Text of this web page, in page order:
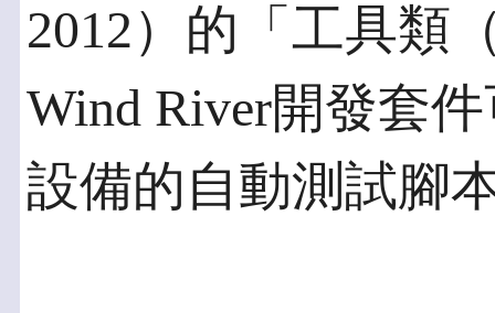
2012）的「工具類
Wind River開發套
設備的自動測試腳